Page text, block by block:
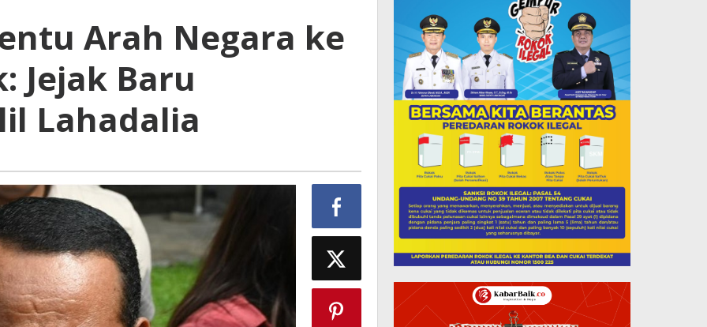
Arah Negara ke
Jejak Baru
Lahadalia